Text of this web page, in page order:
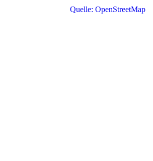
Quelle: OpenStreetMap